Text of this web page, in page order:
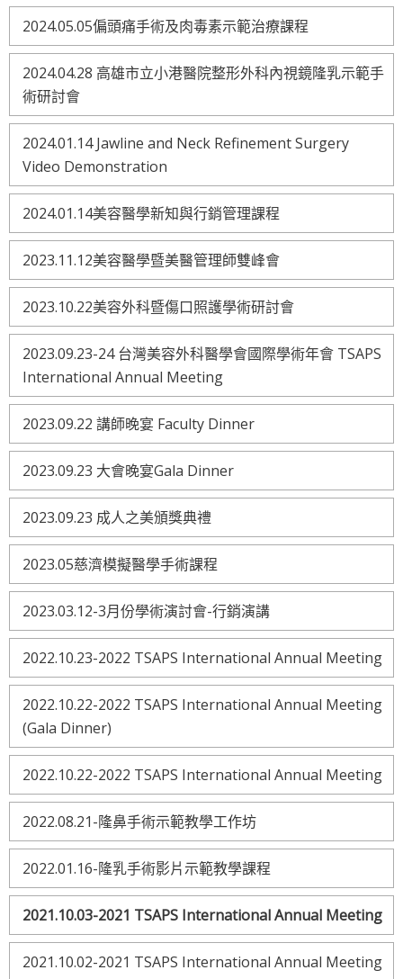
2024.05.05偏頭痛手術及肉毒素示範治療課程
2024.04.28 高雄市立小港醫院整形外科內視鏡隆乳示範手
術研討會
2024.01.14 Jawline and Neck Refinement Surgery
Video Demonstration
2024.01.14美容醫學新知與行銷管理課程
2023.11.12美容醫學暨美醫管理師雙峰會
2023.10.22美容外科暨傷口照護學術研討會
2023.09.23-24 台灣美容外科醫學會國際學術年會 TSAPS
International Annual Meeting
2023.09.22 講師晚宴 Faculty Dinner
2023.09.23 大會晚宴Gala Dinner
2023.09.23 成人之美頒獎典禮
2023.05慈濟模擬醫學手術課程
2023.03.12-3月份學術演討會-行銷演講
2022.10.23-2022 TSAPS International Annual Meeting
2022.10.22-2022 TSAPS International Annual Meeting
(Gala Dinner)
2022.10.22-2022 TSAPS International Annual Meeting
2022.08.21-隆鼻手術示範教學工作坊
2022.01.16-隆乳手術影片示範教學課程
2021.10.03-2021 TSAPS International Annual Meeting
2021.10.02-2021 TSAPS International Annual Meeting